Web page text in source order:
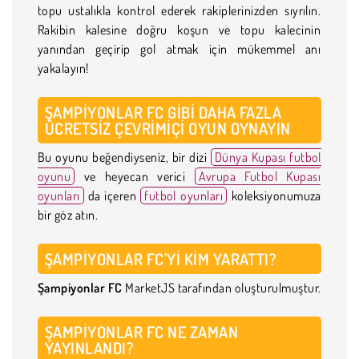
topu ustalıkla kontrol ederek rakiplerinizden sıyrılın.
Rakibin kalesine doğru koşun ve topu kalecinin
yanından geçirip gol atmak için mükemmel anı
yakalayın!
ŞAMPIYONLAR FC GIBI DAHA FAZLA
ÜCRETSIZ ÇEVRIMIÇI OYUN OYNAYIN
Bu oyunu beğendiyseniz, bir dizi Dünya Kupası futbol
oyunu
ve heyecan verici
Avrupa Futbol Kupası
oyunları da içeren futbol oyunları
koleksiyonumuza
bir göz atın.
ŞAMPIYONLAR FC'YI KIM YARATTI?
Şampiyonlar FC MarketJS tarafından oluşturulmuştur.
ŞAMPIYONLAR FC NE ZAMAN
YAYINLANDI?